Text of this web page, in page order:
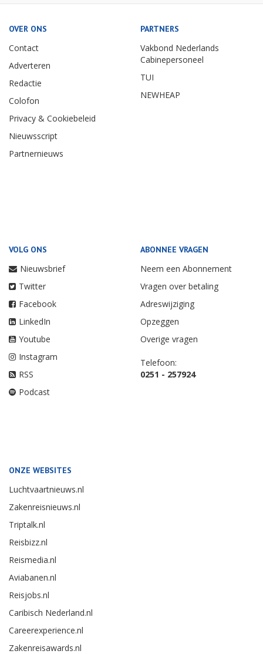
OVER ONS
Contact
Adverteren
Redactie
Colofon
Privacy & Cookiebeleid
Nieuwsscript
Partnernieuws
PARTNERS
Vakbond Nederlands
Cabinepersoneel
TUI
NEWHEAP
VOLG ONS
Nieuwsbrief
Twitter
Facebook
LinkedIn
Youtube
Instagram
RSS
Podcast
ABONNEE VRAGEN
Neem een Abonnement
Vragen over betaling
Adreswijziging
Opzeggen
Overige vragen
Telefoon:
0251 - 257924
ONZE WEBSITES
Luchtvaartnieuws.nl
Zakenreisnieuws.nl
Triptalk.nl
Reisbizz.nl
Reismedia.nl
Aviabanen.nl
Reisjobs.nl
Caribisch Nederland.nl
Careerexperience.nl
Zakenreisawards.nl